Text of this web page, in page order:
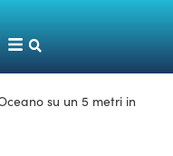
su un 5 metri in